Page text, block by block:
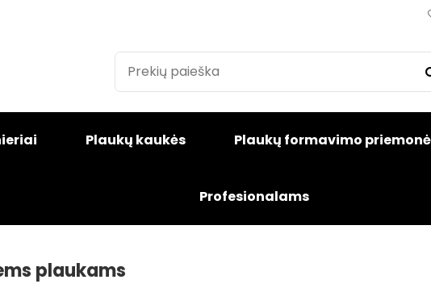
Plaukų kaukės Plaukų formavimo
Profesionalams
plaukams